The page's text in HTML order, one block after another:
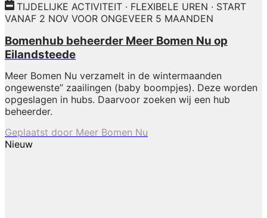
TIJDELIJKE ACTIVITEIT · FLEXIBELE UREN · START
VANAF 2 NOV VOOR ONGEVEER 5 MAANDEN
Bomenhub beheerder Meer Bomen Nu op
Eilandsteede
Meer Bomen Nu verzamelt in de wintermaanden
ongewenste” zaailingen (baby boompjes). Deze worden
opgeslagen in hubs. Daarvoor zoeken wij een hub
beheerder.
Geplaatst door Meer Bomen Nu
Nieuw